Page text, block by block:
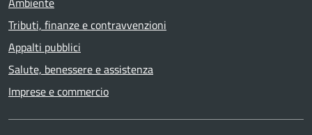
Tributi, finanze e contravvenzioni
Appalti pubblici
Salute, benessere e assistenza
Imprese e commercio